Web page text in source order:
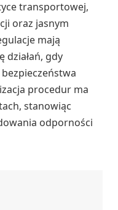
transportowej,
oraz jasnym
mają
działań, gdy
procedur ma
stanowiąc
odporności